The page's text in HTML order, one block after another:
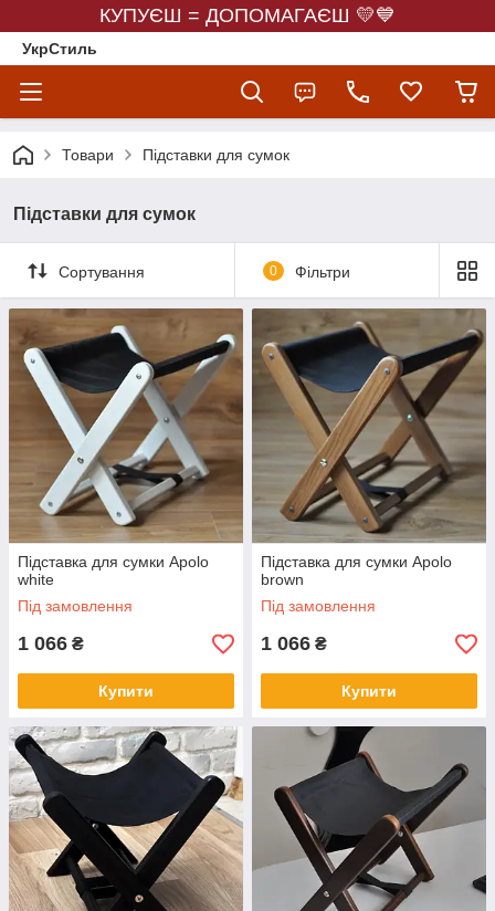
КУПУЄШ = ДОПОМАГАЄШ 💛💙
УкрСтиль
Товари Підставки для сумок
Підставки для сумок
Сортування 0 Фільтри
Підставка для сумки Apolo
white
Під замовлення
1 066 ₴
Купити
Підставка для сумки Apolo
brown
Під замовлення
1 066 ₴
Купити